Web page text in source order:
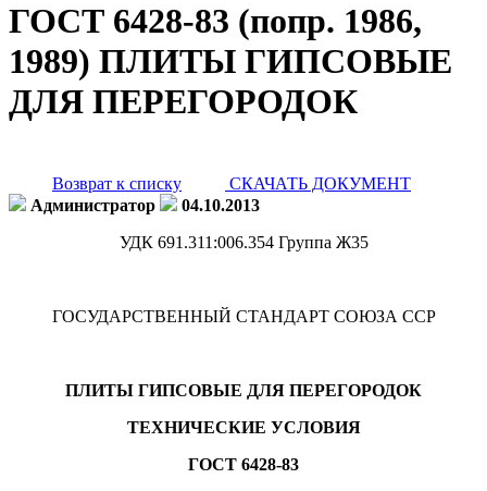
ГОСТ 6428-83 (попр. 1986,
1989) ПЛИТЫ ГИПСОВЫЕ
ДЛЯ ПЕРЕГОРОДОК
Возврат к списку
СКАЧАТЬ ДОКУМЕНТ
Администратор
04.10.2013
УДК 691.311:006.354 Группа Ж35
ГОСУДАРСТВЕННЫЙ СТАНДАРТ СОЮЗА ССР
ПЛИТЫ ГИПСОВЫЕ ДЛЯ ПЕРЕГОРОДОК
ТЕХНИЧЕСКИЕ УСЛОВИЯ
ГОСТ 6428-83